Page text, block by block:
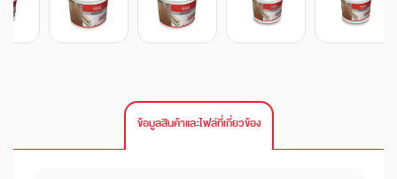
ข้อมูลสินค้าและไฟล์ที่เกี่ยวข้อง